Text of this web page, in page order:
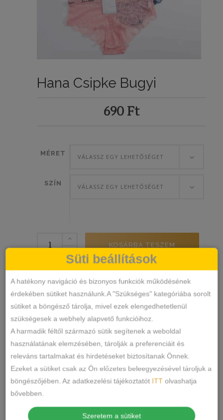
Hana Csipke Bugyi
690 Ft
MÉRET VÁLASSZ EGY LEHETŐSÉGET
SZÍN VÁLASSZ EGY LEHETŐSÉGET
KOSÁRBA TESZEM
SKU 7725
KATEGÓRIÁK Alsónemű,Bugyi
CÍMKÉK
MEGOSZTÁS
LEÍRÁS
TOVÁBBI INFORMÁCIÓK
Süti beállítások
A hatékony navigáció és bizonyos funkciók működésének
érdekében sütiket használunk.A "Szükséges" kategóriába sorolt
sütiket a böngésző tárolja, mivel ezek elengedhetetlenül
szükségesek a webhely alapvető funkcióihoz.
A harmadik féltől származó sütik segítenek a weboldal
használatának elemzésében, tárolják a preferenciáit és
releváns tartalmakat és hirdetéseket biztosítanak Önnek.
Ezeket a sütiket csak az Ön előzetes beleegyezésével tároljuk a
böngészőjében. Az adatkezelési tájékoztatót ITT olvashatja
bővebben.
Szeretem a sütiket